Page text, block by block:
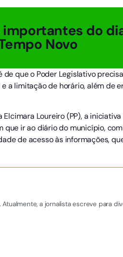
do
Novo
que o Poder Legislativo
a limitação de horário, além de
Loureiro (PP), a
ir ao diário do município,
de acesso às informações,
a jornalista escreve para